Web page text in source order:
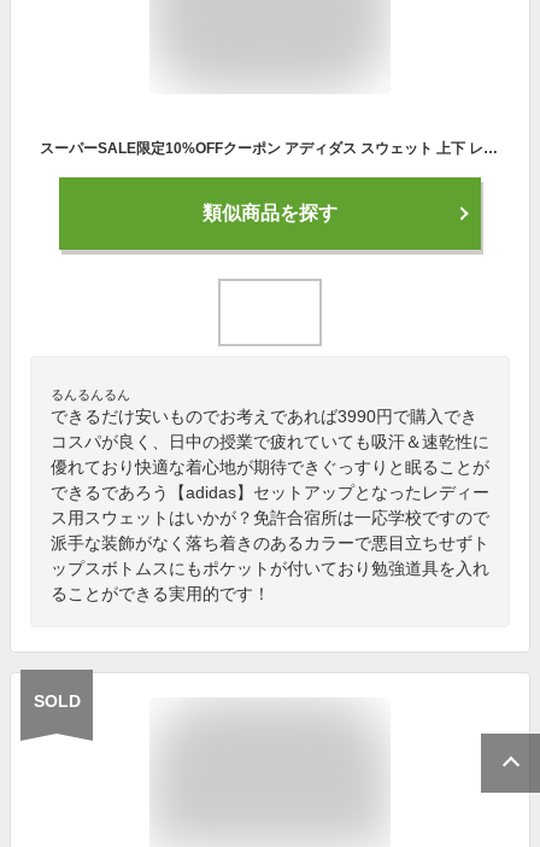
スーパーSALE限定10%OFFクーポン アディダス スウェット 上下 レディース adidas ビッグロゴ パーカー フーディ 吸汗 速乾 ドライ パーカー パンツ 28860 あす楽 5/o| セットアップ 上下セット かわいい 大きいサイズ 有 ウォーキング ウェア スポーツウェア
類似商品を探す
るんるんるん
できるだけ安いものでお考えであれば3990円で購入でき
コスパが良く、日中の授業で疲れていても吸汗＆速乾性に
優れており快適な着心地が期待できぐっすりと眠ることが
できるであろう【adidas】セットアップとなったレディー
ス用スウェットはいかが？免許合宿所は一応学校ですので
派手な装飾がなく落ち着きのあるカラーで悪目立ちせずト
ップスボトムスにもポケットが付いており勉強道具を入れ
ることができる実用的です！
SOLD